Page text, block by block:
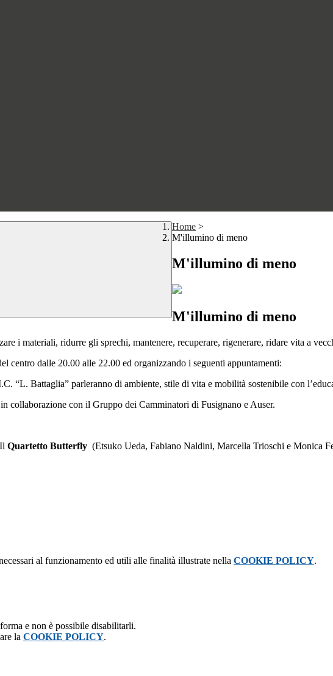
Home >
M'illumino di meno
M'illumino di meno
M'illumino di meno
i materiali, ridurre gli sprechi, mantenere, recuperare, rigenerare, ridare vita a
centro dalle 20.00 alle 22.00 ed organizzando i seguenti appuntamenti:
“L. Battaglia” parleranno di ambiente, stile di vita e mobilità sostenibile con
in collaborazione con il Gruppo dei Camminatori di Fusignano e Auser.
Quartetto Butterfly (Etsuko Ueda, Fabiano Naldini, Marcella Trioschi e Monica
al funzionamento ed utili alle finalità illustrate nella COOKIE POLICY.
e non è possibile disabilitarli.
la COOKIE POLICY.